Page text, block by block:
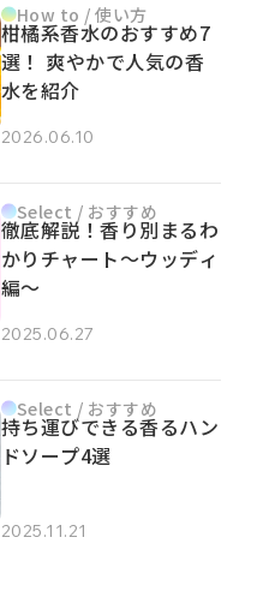
How to / 使い方
柑橘系香水のおすすめ7
選！ 爽やかで人気の香
水を紹介
2026.06.10
Select / おすすめ
徹底解説！香り別まるわ
かりチャート～ウッディ
編～
2025.06.27
Select / おすすめ
持ち運びできる香るハン
ドソープ4選
2025.11.21